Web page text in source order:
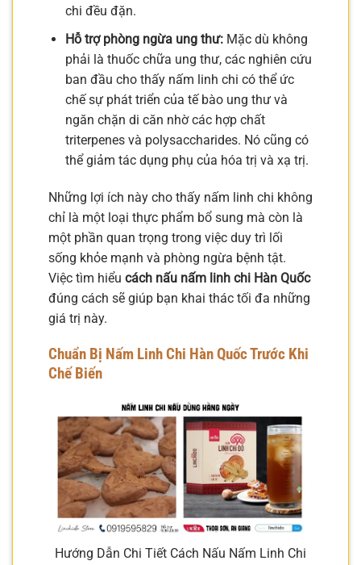
chi đều đặn.
Hỗ trợ phòng ngừa ung thư:Mặc dù không
phải là thuốc chữa ung thư, các nghiên cứu
ban đầu cho thấy nấm linh chi có thể ức
chế sự phát triển của tế bào ung thư và
ngăn chặn di căn nhờ các hợp chất
triterpenes và polysaccharides. Nó cũng có
thể giảm tác dụng phụ của hóa trị và xạ trị.
Những lợi ích này cho thấy nấm linh chi không
chỉ là một loại thực phẩm bổ sung mà còn là
một phần quan trọng trong việc duy trì lối
sống khỏe mạnh và phòng ngừa bệnh tật.
Việc tìm hiểu cách nấu nấm linh chi Hàn Quốc
đúng cách sẽ giúp bạn khai thác tối đa những
giá trị này.
Chuẩn Bị Nấm Linh Chi Hàn Quốc Trước Khi
Chế Biến
Hướng Dẫn Chi Tiết Cách Nấu Nấm Linh Chi